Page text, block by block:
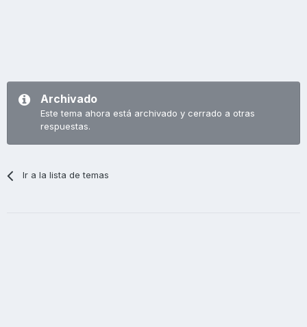
Archivado
Este tema ahora está archivado y cerrado a otras
respuestas.
Ir a la lista de temas